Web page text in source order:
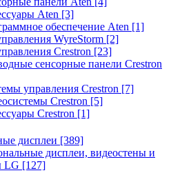
Aten [3]
обеспечение Aten [1]
WyreStorm [2]
Crestron [23]
сенсорные панели Crestron
управления Crestron [7]
Crestron [5]
Crestron [1]
дисплеи [389]
дисплеи, видеостены и
LG [127]